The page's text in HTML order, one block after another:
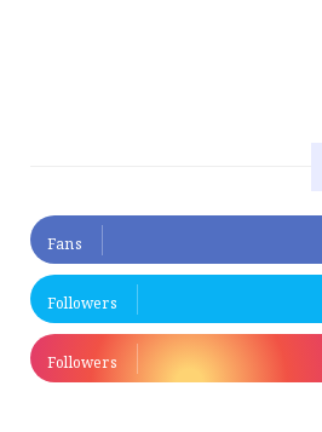
Fans
Followers
Followers